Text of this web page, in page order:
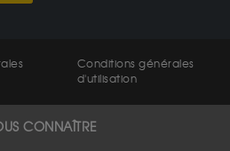
Conditions générales
d'utilisation
CONNAÎTRE